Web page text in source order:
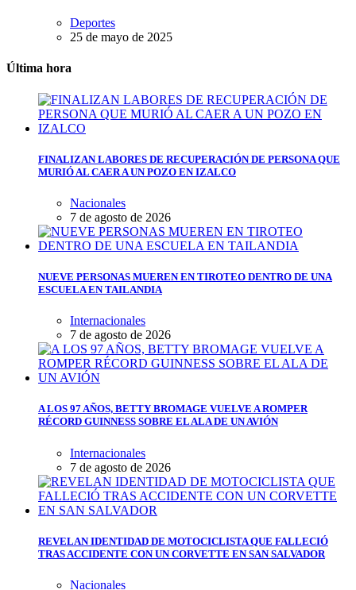
Deportes
25 de mayo de 2025
Última hora
FINALIZAN LABORES DE RECUPERACIÓN DE PERSONA QUE
MURIÓ AL CAER A UN POZO EN IZALCO
Nacionales
7 de agosto de 2026
NUEVE PERSONAS MUEREN EN TIROTEO DENTRO DE UNA
ESCUELA EN TAILANDIA
Internacionales
7 de agosto de 2026
A LOS 97 AÑOS, BETTY BROMAGE VUELVE A ROMPER
RÉCORD GUINNESS SOBRE EL ALA DE UN AVIÓN
Internacionales
7 de agosto de 2026
REVELAN IDENTIDAD DE MOTOCICLISTA QUE FALLECIÓ
TRAS ACCIDENTE CON UN CORVETTE EN SAN SALVADOR
Nacionales